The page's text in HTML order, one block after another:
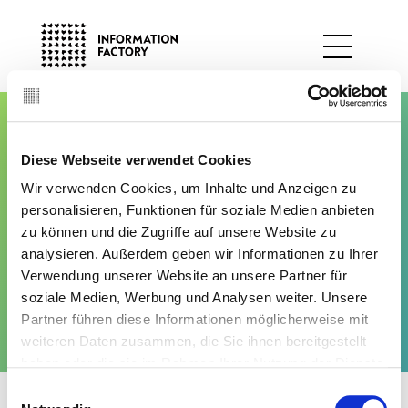
Diese Webseite verwendet Cookies
Wir verwenden Cookies, um Inhalte und Anzeigen zu
personalisieren, Funktionen für soziale Medien anbieten
zu können und die Zugriffe auf unsere Website zu
analysieren. Außerdem geben wir Informationen zu Ihrer
Verwendung unserer Website an unsere Partner für
soziale Medien, Werbung und Analysen weiter. Unsere
Partner führen diese Informationen möglicherweise mit
weiteren Daten zusammen, die Sie ihnen bereitgestellt
springen
Menu
Consulting
Strategy
Performance
People
Operations
Data
Technology
Cost
Solutions
Data Hub
Industry Solutions
X-Industry Solutions
Innovation Lab
As a Service
Industrien
Finanzinstitutionen
Versicherungen
Öffentlicher Sektor
Referenzen
Insights
ConsultingSolutionsIndustrienReferenzen
Über unsKarriere InsightsKontakt
Folgen Sie uns